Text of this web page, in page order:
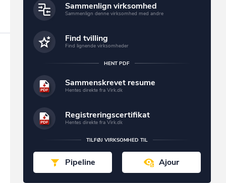
Sammenlign virksomhed
Sammenlign denne virksomhed med andre
Find tvilling
Find lignende virksomheder
HENT PDF
Sammenskrevet resume
Hentes direkte fra Virk.dk
Registreringscertifikat
Hentes direkte fra Virk.dk
TILFØJ VIRKSOMHED TIL
Pipeline Ajour